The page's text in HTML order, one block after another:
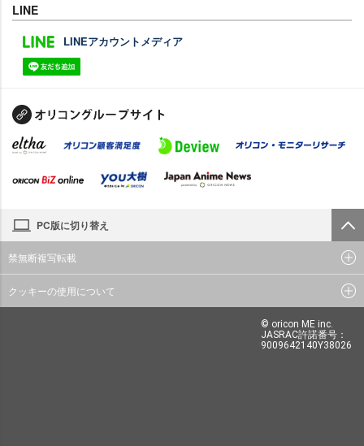
LINE
LINEアカウントメディア
PC版に切り替え
禁無断複写転載
クッキーの使用について
© oricon ME inc.
JASRAC許諾番号：
9009642140Y38026